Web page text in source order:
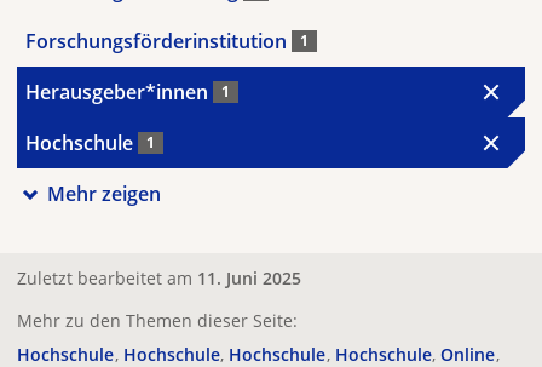
Forschungsförderinstitution 1
Herausgeber*innen 1
Hochschule 1
Mehr zeigen
Zuletzt bearbeitet am 11. Juni 2025
Mehr zu den Themen dieser Seite:
Hochschule Hochschule Hochschule Hochschule Online